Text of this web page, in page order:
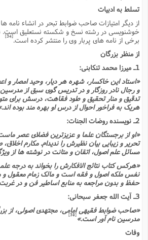
تسلط به ادبیات
از دیگر امتیازات صاحب ضوابط تبحر در انشاء نامه
خوشنویسى در رشته نسخ و شکسته نستعلیق است.
برخى از نامه هاى پربار وى را منتشر کرده است.
از منظر بزرگان
1ـ میرزا محمد تنکابنى:
«استاد این خاکسار، شهره هر دیار، وحید امصار و
و رجال نادر روزگار و در تدریس گوى سبق از مدرسین
تدقیق و منار تحقیق و طود فقاهت، درسش براى
هریک به فراخور احوال از درس او بهره مند بوده اند.»
2ـ نویسنده روضات الجنات:
«او از برجستگان علما و عزیزترین فضلاى عصر
تحریر و زیبایى بیان نظیرش را ندیدام. مکارم
مسائل علم اصول، اتقان و متانت در نوشته ها از
«هرکس کتاب نتائج الافکارش را بخواند به درجه
نفس ملکه اصول و فقه است و مالک زمام معقول و
حفظ و بدون مراجعه به منابع اساطیر فن و در
3ـ آیت الله جعفر سبحانى:
«صاحب ضوابط فقیهى امامى، مجتهدى اصولى، از
مدرسین نام آور است.»[38]
وفات